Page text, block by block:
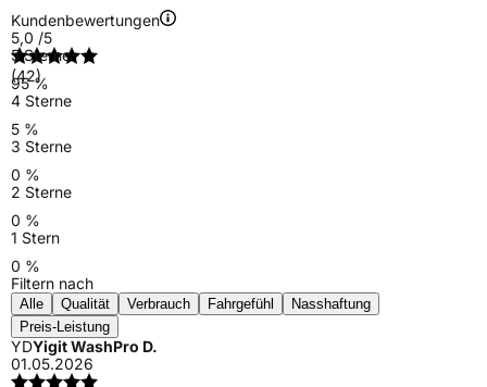
Kundenbewertungen
5,0 /5
(42)
5 Sterne
95 %
4 Sterne
5 %
3 Sterne
0 %
2 Sterne
0 %
1 Stern
0 %
Filtern nach
Alle Qualität Verbrauch Fahrgefühl
Nasshaftung
Preis-Leistung
YDYigit WashPro D.
01.05.2026